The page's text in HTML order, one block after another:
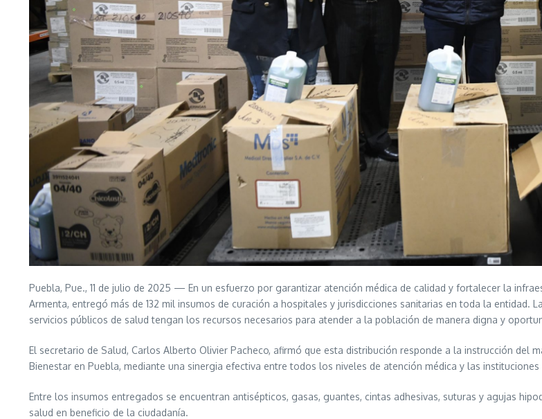
Puebla, Pue., 11 de julio de 2025 — En un esfuerzo por garantizar atención médica de calidad y fortalecer la
Armenta, entregó más de 132 mil insumos de curación a hospitales y jurisdicciones sanitarias en toda la entidad.
servicios públicos de salud tengan los recursos necesarios para atender a la población de manera digna y
El secretario de Salud, Carlos Alberto Olivier Pacheco, afirmó que esta distribución responde a la instrucción del
Bienestar en Puebla, mediante una sinergia efectiva entre todos los niveles de atención médica y las instituciones
Entre los insumos entregados se encuentran antisépticos, gasas, guantes, cintas adhesivas, suturas y agujas
salud en beneficio de la ciudadanía.